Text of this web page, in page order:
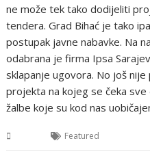
ne može tek tako dodijeliti
tendera. Grad Bihać je tako
postupak javne nabavke. Na
odabrana je firma Ipsa
sklapanje ugovora. No još
projekta na kojeg se čeka
žalbe koje su kod nas
Featured